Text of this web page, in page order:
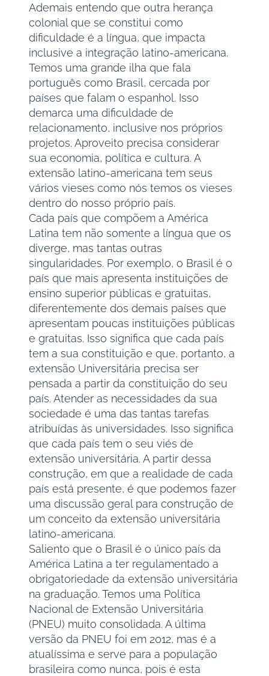
Ademais entendo que outra herança
colonial que se constitui como
dificuldade é a língua, que impacta
inclusive a integração latino-americana.
Temos uma grande ilha que fala
português como Brasil, cercada por
países que falam o espanhol. Isso
demarca uma dificuldade de
relacionamento, inclusive nos próprios
projetos. Aproveito precisa considerar
sua economia, política e cultura. A
extensão latino-americana tem seus
vários vieses como nós temos os vieses
dentro do nosso próprio país.
Cada país que compõem a América
Latina tem não somente a língua que os
diverge, mas tantas outras
singularidades. Por exemplo, o Brasil é o
país que mais apresenta instituições de
ensino superior públicas e gratuitas,
diferentemente dos demais países que
apresentam poucas instituições públicas
e gratuitas. Isso significa que cada país
tem a sua constituição e que, portanto, a
extensão Universitária precisa ser
pensada a partir da constituição do seu
país. Atender as necessidades da sua
sociedade é uma das tantas tarefas
atribuídas às universidades. Isso significa
que cada país tem o seu viés de
extensão universitária. A partir dessa
construção, em que a realidade de cada
país está presente, é que podemos fazer
uma discussão geral para construção de
um conceito da extensão universitária
latino-americana.
Saliento que o Brasil é o único país da
América Latina a ter regulamentado a
obrigatoriedade da extensão universitária
na graduação. Temos uma Política
Nacional de Extensão Universitária
(PNEU) muito consolidada. A última
versão da PNEU foi em 2012, mas é a
atualíssima e serve para a população
brasileira como nunca, pois é esta